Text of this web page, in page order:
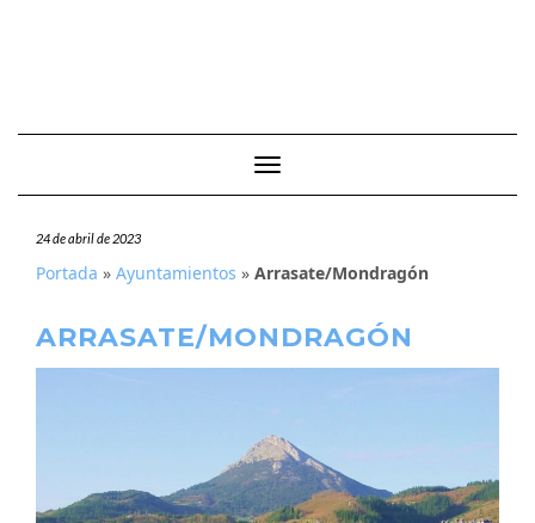
Cambiar modo de navegación
24 de abril de 2023
Portada » Ayuntamientos » Arrasate/Mondragón
ARRASATE/MONDRAGÓN